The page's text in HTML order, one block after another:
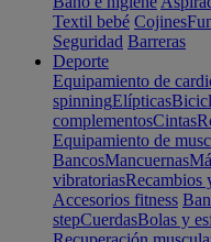
Textil bebé Cojines
Seguridad Barreras
Deporte
Equipamiento de
spinningElípticas
complementosCintas
Equipamiento de
BancosMancuernas
vibratoriasRecambios
Accesorios fitness
stepCuerdasBolas y